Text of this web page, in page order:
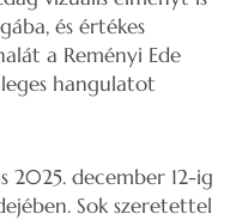
és értékes
a Reményi Ede
hangulatot
2025. december 12-ig
Sok szeretettel